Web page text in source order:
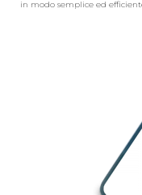
in modo semplice ed